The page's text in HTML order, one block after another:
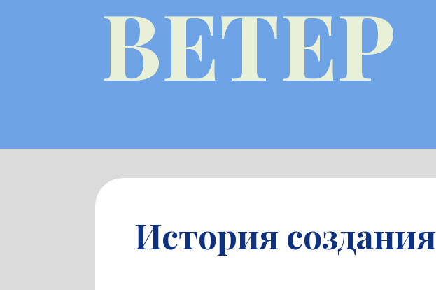
ВЕТЕР
История создания